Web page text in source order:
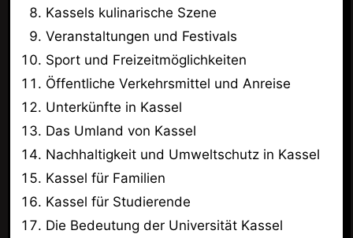
Kassels kulinarische Szene
Veranstaltungen und Festivals
Sport und Freizeitmöglichkeiten
Öffentliche Verkehrsmittel und Anreise
Unterkünfte in Kassel
Das Umland von Kassel
Nachhaltigkeit und Umweltschutz in Kassel
Kassel für Familien
Kassel für Studierende
Die Bedeutung der Universität Kassel